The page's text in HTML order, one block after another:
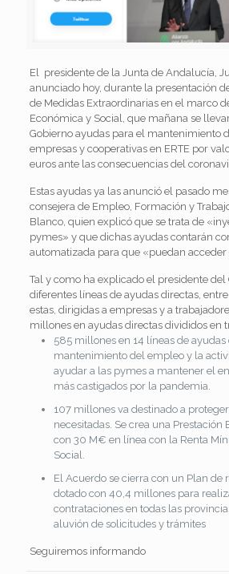
El presidente de la Junta de Andalucía,
anunciado hoy, durante la presentación
de Medidas Extraordinarias en el marco
Económica y Social, que mañana se
Gobierno ayudas para el mantenimiento
empresas y cooperativas en ERTE por
euros ante las consecuencias del
Estas ayudas ya las anunció el pasado
consejera de Empleo, Formación y
Blanco, quien explicó que se trata de
pymes» y que dichas ayudas contarán
automatizada para que «puedan acceder
Tal y como ha explicado el presidente del
diferentes líneas de ayudas directas,
estas, dirigidas a empresas y a
millones en ayudas directas divididos en
585 millones en 14 líneas de ayudas
mantenimiento del empleoy la
ayudar a las pymesa mantener el
más castigados por la pandemia.
107 millones va destinado a
necesitadas. Se crea una Prestación
con 30 M€ en línea con la Renta
Social.
El Acuerdo se cierra con un Plan de
dotado con 40,4 millones para
contrataciones en todas las
aluvión de solicitudes y trámites
Seguiremos informando